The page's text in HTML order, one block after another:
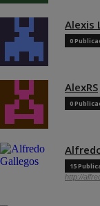
Alexis
0
AlexRS
0
15
http://